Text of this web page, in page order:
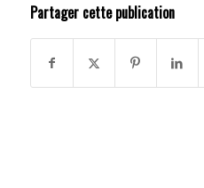
Partager cette publication